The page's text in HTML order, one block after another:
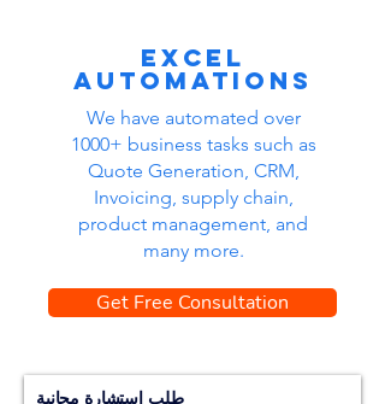
Excel
automations
We have automated over
1000+ business tasks such as
Quote Generation, CRM,
Invoicing, supply chain,
product management, and
many more.
Get Free Consultation
طلب استشارة مجانية